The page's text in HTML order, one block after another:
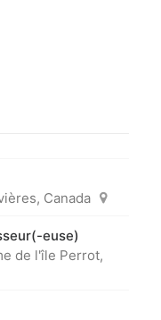
Canada
euse)
de l'île Perrot,